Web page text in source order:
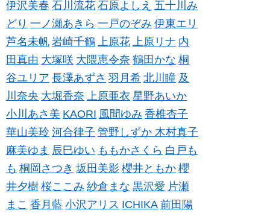
伊沢美春 石川流花 石原よしえ 五十川み
どり 一ノ瀬あきら 一戸のぞみ 伊東エリ
芦名未帆 岩崎千鶴 上原花 上原リナ 内
田真由 大塚咲 大隈恵令奈 鶴田かな 桐
谷ユリア 長澤あずさ 羽月希 北川瞳 及
川奈央 大堀香奈 上原亜衣 星野あいか
小川あさ美 KAORI 風間ゆみ 香椎杏子
華山美玲 河合律子 管野しずか 木村真子
麻美ゆま 辰巳ゆい ももかさくら 白戸も
も 桐岡さつき 坂田美影 櫻井ともか 櫻
井夕樹 桜ここみ 紗倉まな 黒沢愛 片瀬
まこ 香月藍 小沢アリス ICHIKA 前田陽